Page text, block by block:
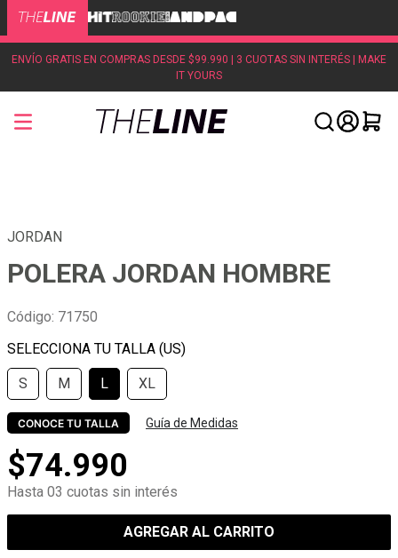
ENVÍO GRATIS EN COMPRAS DESDE $99.990 | 3 CUOTAS SIN INTERÉS | MAKE
IT YOURS
JORDAN
POLERA JORDAN HOMBRE
Código: 71750
S M L XL
CONOCE TU TALLA Guía de Medidas
$74.990
Hasta 03 cuotas sin interés
AGREGAR AL CARRITO